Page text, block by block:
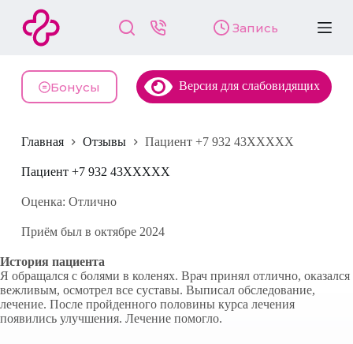
й
и
у
и
Запись
Бонусы Версия для слабовидящих
Главная Отзывы Пациент +7 932 43XXXXX
Пациент +7 932 43XXXXX
Оценка: Отлично
Приём был в октябре 2024
История пациента
Я обращался с болями в коленях. Врач принял отлично, оказался
вежливым, осмотрел все суставы. Выписал обследование,
лечение. После пройденного половины курса лечения
появились улучшения. Лечение помогло.